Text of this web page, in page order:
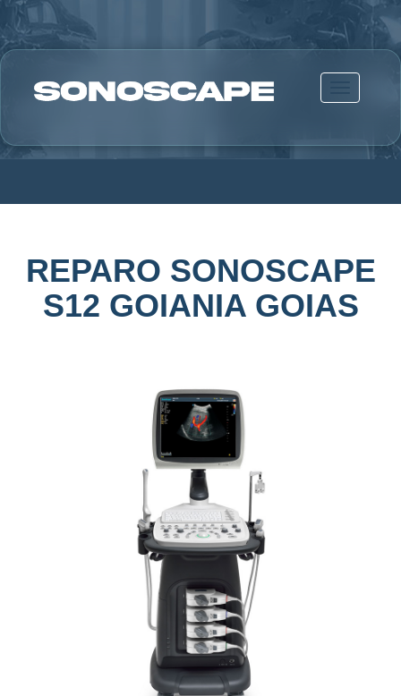
REPARO SONOSCAPE
S12 GOIANIA GOIAS